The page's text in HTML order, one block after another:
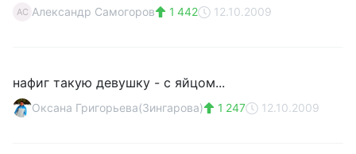
АС Александр Самогоров 1 442 12.10.2009
нафиг такую девушку - с яйцом...
Оксана Григорьева(Зингарова) 1 247 12.10.2009